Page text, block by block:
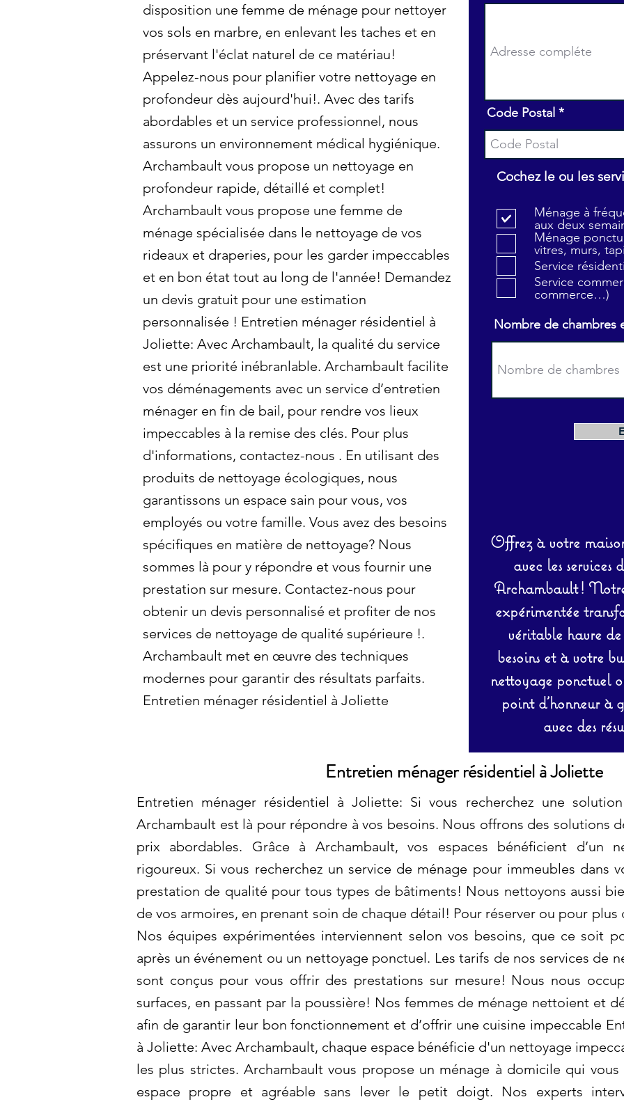
disposition une femme de ménage pour nettoyer
vos sols en marbre, en enlevant les taches et en
préservant l'éclat naturel de ce matériau!
Appelez-nous pour planifier votre nettoyage en
profondeur dès aujourd'hui!. Avec des tarifs
abordables et un service professionnel, nous
assurons un environnement médical hygiénique.
Archambault vous propose un nettoyage en
profondeur rapide, détaillé et complet!
Archambault vous propose une femme de
ménage spécialisée dans le nettoyage de vos
rideaux et draperies, pour les garder impeccables
et en bon état tout au long de l'année! Demandez
un devis gratuit pour une estimation
personnalisée ! Entretien ménager résidentiel à
Joliette: Avec Archambault, la qualité du service
est une priorité inébranlable. Archambault facilite
vos déménagements avec un service d’entretien
ménager en fin de bail, pour rendre vos lieux
impeccables à la remise des clés. Pour plus
d'informations, contactez-nous . En utilisant des
produits de nettoyage écologiques, nous
garantissons un espace sain pour vous, vos
employés ou votre famille. Vous avez des besoins
spécifiques en matière de nettoyage? Nous
sommes là pour y répondre et vous fournir une
prestation sur mesure. Contactez-nous pour
obtenir un devis personnalisé et profiter de nos
services de nettoyage de qualité supérieure !.
Archambault met en œuvre des techniques
modernes pour garantir des résultats parfaits.
Entretien ménager résidentiel à Joliette
Code Postal
Cochez le ou les
Ménage à
aux deux
Ménage
vitres, murs,
Service
Service
commerce…)
Nombre de chambres
Offrez à votre
avec les services
Archambault !
expérimentée
véritable havre
besoins et à votre
nettoyage ponctuel
point d’honneur à
avec des
Entretien ménager résidentiel à Joliette
Entretien ménager résidentiel à Joliette: Si vous recherchez une
Archambault est là pour répondre à vos besoins. Nous offrons des solutions
prix abordables. Grâce à Archambault, vos espaces bénéficient d’un
rigoureux. Si vous recherchez un service de ménage pour immeubles dans
prestation de qualité pour tous types de bâtiments! Nous nettoyons aussi
de vos armoires, en prenant soin de chaque détail! Pour réserver ou pour
Nos équipes expérimentées interviennent selon vos besoins, que ce soit
après un événement ou un nettoyage ponctuel. Les tarifs de nos services de
sont conçus pour vous offrir des prestations sur mesure! Nous nous
surfaces, en passant par la poussière! Nos femmes de ménage nettoient et
afin de garantir leur bon fonctionnement et d’offrir une cuisine impeccable
à Joliette: Avec Archambault, chaque espace bénéficie d'un nettoyage
les plus strictes. Archambault vous propose un ménage à domicile qui
espace propre et agréable sans lever le petit doigt. Nos experts